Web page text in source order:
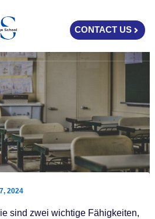
CONTACT US
2024
sind zwei wichtige Fähigkeiten,